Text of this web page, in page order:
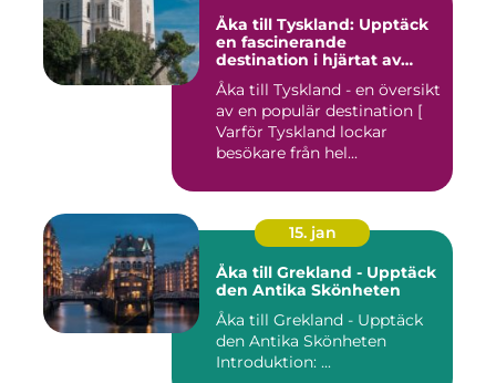
Åka till Tyskland: Upptäck
en fascinerande
destination i hjärtat av
Europa
Åka till Tyskland - en översikt
av en populär destination [
Varför Tyskland lockar
besökare från hel...
15. jan
Åka till Grekland - Upptäck
den Antika Skönheten
Åka till Grekland - Upptäck
den Antika Skönheten
Introduktion: ...